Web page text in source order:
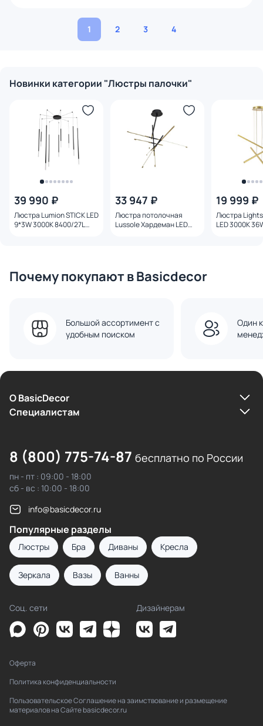
1 2 3 4
Новинки категории "Люстры палочки"
39 990 ₽
Люстра Lumion STICK LED
9*3W 3000K 8400/27L
33 947 ₽
Люстра потолочная
Lussole Хардеман LED
19 999 ₽
Люстра
LED 3000K
Почему покупают в Basicdecor
Большой ассортимент с
удобным поиском
Один
О BasicDecor
Cпециалистам
8 (800) 775-74-87 бесплатно по России
пн - пт : 09:00 - 18:00
сб - вс : 10:00 - 18:00
info@basicdecor.ru
Популярные разделы
Люстры Бра Диваны Кресла
Зеркала Вазы Ванны
Соц. сети Дизайнерам
Оферта
Политика конфиденциальности
Пользовательское Соглашение на заимствование и размещение
материалов на Сайте basicdecor.ru